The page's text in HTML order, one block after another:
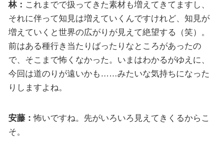
林： これまでで扱ってきた素材も増えてきてますし、
それに伴って知見は増えていくんですけれど、知見が
増えていくと世界の広がりが見えて絶望する（笑）。
前はある種行き当たりばったりなところがあったの
で、そこまで怖くなかった。いまはわかるがゆえに、
今回は道のりが遠いかも……みたいな気持ちになった
りしますよね。
安藤：怖いですね。先がいろいろ見えてきくるからこ
そ。